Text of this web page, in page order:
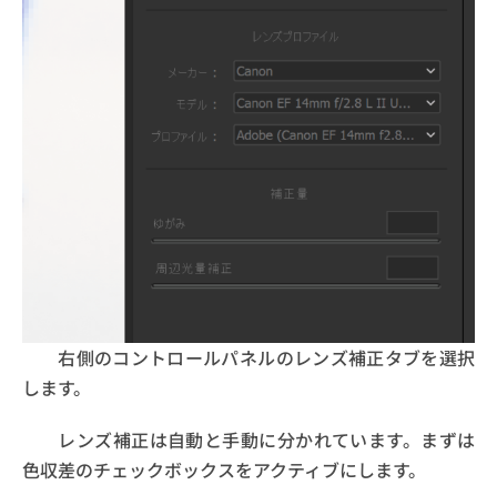
右側のコントロールパネルのレンズ補正タブを選択
します。
レンズ補正は自動と手動に分かれています。まずは
色収差のチェックボックスをアクティブにします。